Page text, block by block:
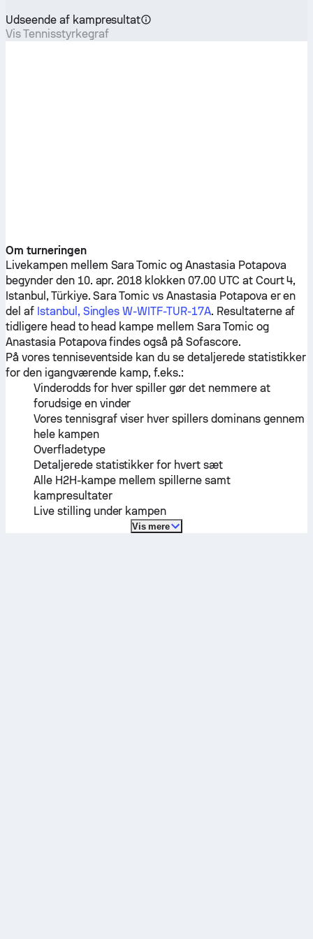
Udseende af kampresultat
Vis Tennisstyrkegraf
Om turneringen
Livekampen mellem Sara Tomic ogAnastasia Potapova
begynder den 10. apr. 2018 klokken 07.00 UTC at Court 4,
Istanbul, Türkiye.Sara Tomic vsAnastasia Potapova er en
del af Istanbul, Singles W-WITF-TUR-17A. Resultaterne af
tidligere head to head kampe mellem Sara Tomicog
Anastasia Potapova findes også på Sofascore.
På vores tenniseventside kan du se detaljerede statistikker
for den igangværende kamp, f.eks.:
Vinderodds for hver spiller gør det nemmere at
forudsige en vinder
Vores tennisgraf viser hver spillers dominans gennem
hele kampen
Overfladetype
Detaljerede statistikker for hvert sæt
Alle H2H-kampe mellem spillerne samt
kampresultater
Live stilling under kampen
Vis mere